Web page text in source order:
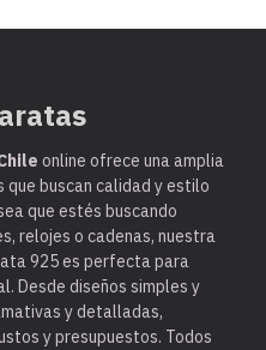
online ofrece una amplia
buscan calidad y estilo
que estés buscando
relojes o cadenas, nuestra
925 es perfecta para
Desde diseños simples y
y detalladas,
y presupuestos. Todos